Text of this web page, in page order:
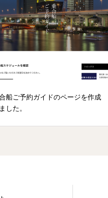
船ご予約ガイドのページを作成
した。